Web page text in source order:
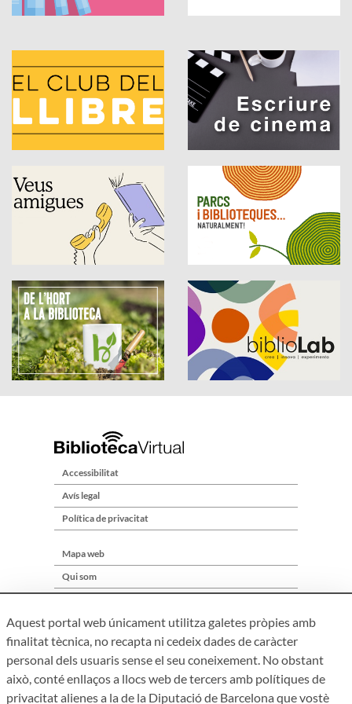
Accessibilitat
Avís legal
Política de privacitat
Mapa web
Qui som
Aquest portal web únicament utilitza galetes pròpies amb
finalitat tècnica, no recapta ni cedeix dades de caràcter
personal dels usuaris sense el seu coneixement. No obstant
això, conté enllaços a llocs web de tercers amb polítiques de
privacitat alienes a la de la Diputació de Barcelona que vostè